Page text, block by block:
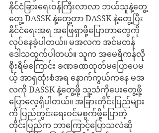
နိုင်ငံခြားရေးဝန်ကြီးလာလာ ဘယ်သူနဲ့တွေ့
တွေ့ DASSK နဲ့တွေ့တာ DASSK နဲ့တွေ့ပြီး
နိုင်ငံရေးအရ အဖြေရှာဖို့ပြောတာတွေကို
လုပ်နေခဲ့ပါတယ်။ မအလက အင်မတန်
ဒေါသထွက်ပါတယ်။ သူက အမေရိကန်လို
စိုးရိမ်ကြောင်း ခဏခဏထုတ်မပြောပေမ
ယ့် အာရှထုံးစံအရ နောက်ကွယ်ကနေ မအ
လကို DASSK နဲ့တွေ့ဖို့ သူ့သံကိုပေးတွေ့ဖို့
ပြောလေ့ရှိပါတယ်။ အခြားတိုင်းပြည်များ
ကို ပြည်တွင်းရေးဝင်မစွက်ဖို့ပြောတဲ့
တိုင်းပြည်က ဘာကြောင့်ပြောသလဲဆို